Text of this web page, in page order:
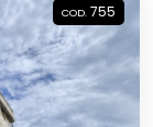
COD. 755